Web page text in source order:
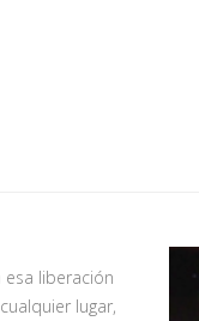
liberación
lugar,